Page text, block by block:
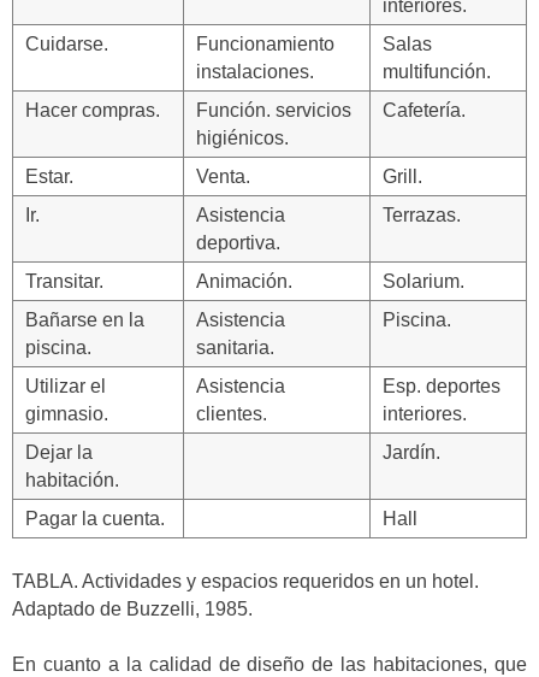
interiores.
Cuidarse.
Funcionamiento
instalaciones.
Salas
multifunción.
Hacer compras.
Función. servicios
higiénicos.
Cafetería.
Estar. Venta.
Grill.
Ir.
Asistencia
deportiva.
Terrazas.
Transitar. Animación.
Solarium.
Bañarse en la
piscina.
Asistencia
sanitaria.
Piscina.
Utilizar el
gimnasio.
Asistencia
clientes.
Esp. deportes
interiores.
Dejar la
habitación.
Jardín.
Pagar la cuenta. Hall
TABLA. Actividades y espacios requeridos en un hotel.
Adaptado de Buzzelli, 1985.
En cuanto a la calidad de diseño de las habitaciones, que